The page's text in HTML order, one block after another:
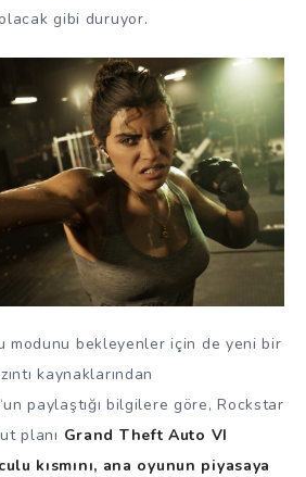
gibi duruyor.
modunu bekleyenler için de yeni bir
kaynaklarından
‘un paylaştığı bilgilere göre, Rockstar
planı Grand Theft Auto VI
kısmını, ana oyunun piyasaya